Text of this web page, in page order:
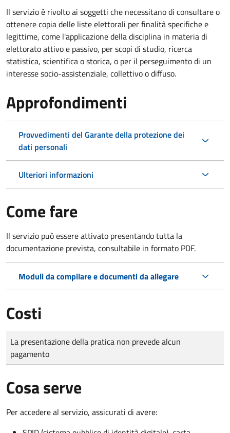
Il servizio è rivolto ai soggetti che necessitano di consultare o
ottenere copia delle liste elettorali per finalità specifiche e
legittime, come l'applicazione della disciplina in materia di
elettorato attivo e passivo, per scopi di studio, ricerca
statistica, scientifica o storica, o per il perseguimento di un
interesse socio-assistenziale, collettivo o diffuso.
Approfondimenti
Provvedimenti del Garante della protezione dei
dati personali
Ulteriori informazioni
Come fare
Il servizio può essere attivato presentando tutta la
documentazione prevista, consultabile in formato PDF.
Moduli da compilare e documenti da allegare
Costi
Tipo di pagamento
Importo
La presentazione della pratica non prevede alcun
pagamento
Cosa serve
Per accedere al servizio, assicurati di avere: